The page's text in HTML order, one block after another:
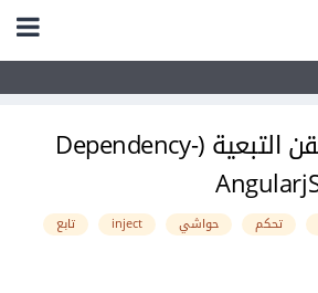
حقن التبعية (Dependency-
تحكم حواشي inject
تابع